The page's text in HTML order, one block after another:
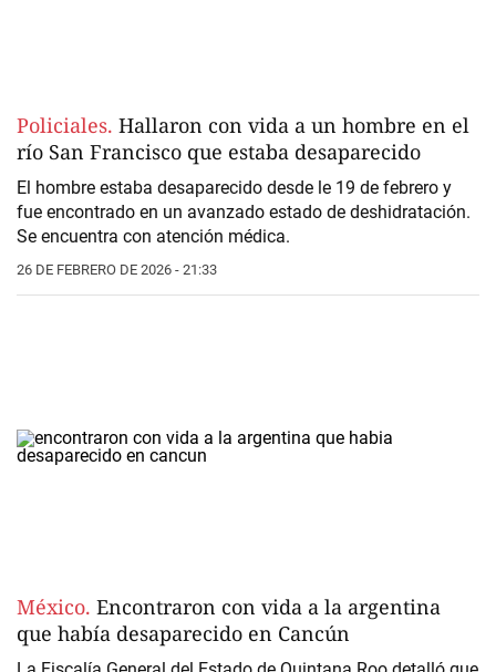
Policiales. Hallaron con vida a un hombre en el
río San Francisco que estaba desaparecido
El hombre estaba desaparecido desde le 19 de febrero y
fue encontrado en un avanzado estado de deshidratación.
Se encuentra con atención médica.
26 DE FEBRERO DE 2026 - 21:33
México. Encontraron con vida a la argentina
que había desaparecido en Cancún